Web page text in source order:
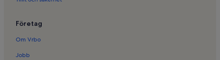
Företag
Om Vrbo
Jobb